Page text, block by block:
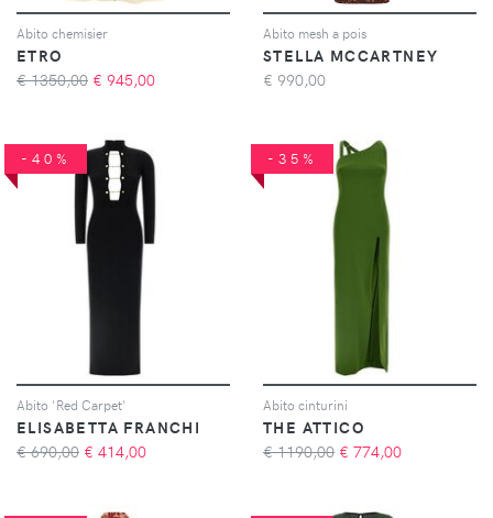
Abito chemisier
ETRO
€ 1350,00 € 945,00
Abito mesh a pois
STELLA MCCARTNEY
€ 990,00
-40%
Abito 'Red Carpet'
ELISABETTA FRANCHI
€ 690,00 € 414,00
-35%
Abito cinturini
THE ATTICO
€ 1190,00 € 774,00